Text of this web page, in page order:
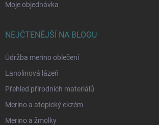
Moje objednávka
NEJČTENĚJŠÍ NA BLOGU
Údržba merino oblečení
Lanolinová lázeň
Přehled přírodních materiálů
Merino a atopický ekzém
Merino a žmolky